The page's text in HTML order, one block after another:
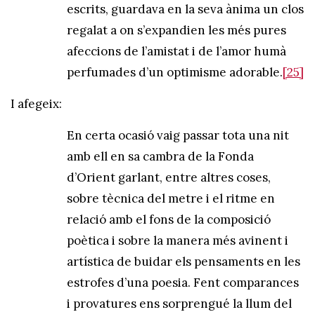
escrits, guardava en la seva ànima un clos
regalat a on s’expandien les més pures
afeccions de l’amistat i de l’amor humà
perfumades d’un optimisme adorable.[25]
I afegeix:
En certa ocasió vaig passar tota una nit
amb ell en sa cambra de la Fonda
d’Orient garlant, entre altres coses,
sobre tècnica del metre i el ritme en
relació amb el fons de la composició
poètica i sobre la manera més avinent i
artística de buidar els pensaments en les
estrofes d’una poesia. Fent comparances
i provatures ens sorprengué la llum del